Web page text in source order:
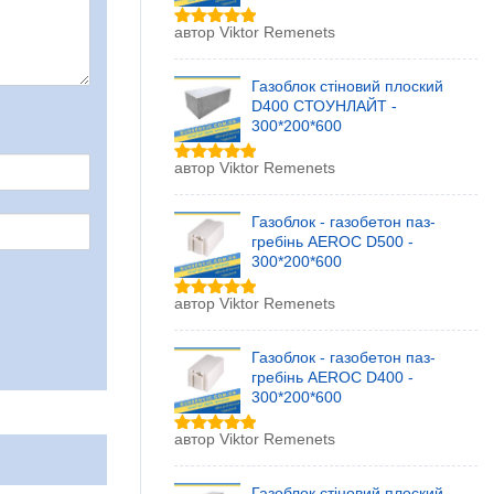
Оцінено в
автор Viktor Remenets
Газоблок стіновий плоский
D400 СТОУНЛАЙТ -
300*200*600
Оцінено в
автор Viktor Remenets
Газоблок - газобетон паз-
гребінь AEROC D500 -
300*200*600
Оцінено в
автор Viktor Remenets
Газоблок - газобетон паз-
гребінь AEROC D400 -
300*200*600
Оцінено в
автор Viktor Remenets